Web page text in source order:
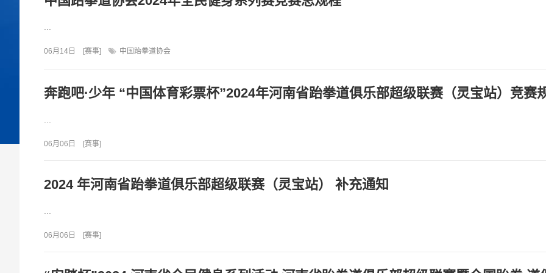
06月14日 [赛事] 中国跆拳道协会
奔跑吧·少年 “中国体育彩票杯”2024年河南省跆拳道俱乐部超级联赛（灵宝站）竞赛
06月06日 [赛事]
2024 年河南省跆拳道俱乐部超级联赛（灵宝站） 补充通知
06月06日 [赛事]